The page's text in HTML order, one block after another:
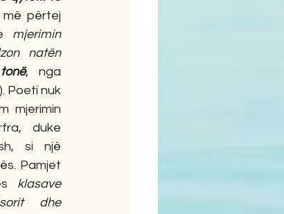
më përtej
mjerimin
natën
, nga
Poeti nuk
mjerimin
duke
si një
Pamjet
klasave
dhe